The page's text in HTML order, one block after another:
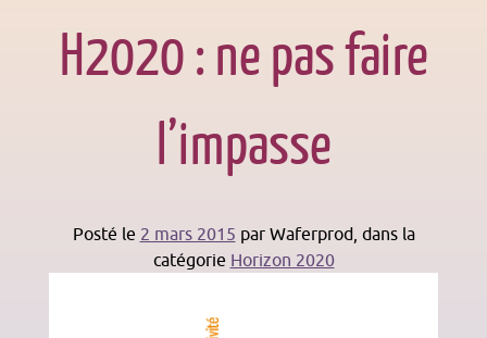
H2020 : ne pas faire
l’impasse
Posté le 2 mars 2015 par Waferprod, dans la
catégorie Horizon 2020